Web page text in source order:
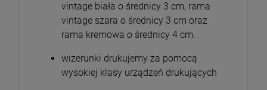
vintage biała o średnicy 3 cm, rama
vintage szara o średnicy 3 cm oraz
rama kremowa o średnicy 4 cm.
wizerunki drukujemy za pomocą
wysokiej klasy urządzeń drukujących